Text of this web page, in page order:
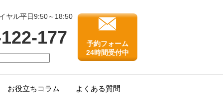
ヤル平日9:50～18:50
177
予約フォーム
24時間受付中
お役立ちコラム よくある質問